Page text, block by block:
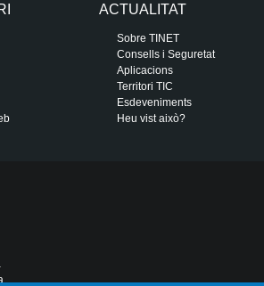
ACTUALITAT
Sobre TINET
Consells i Seguretat
Aplicacions
Territori TIC
Esdeveniments
Heu vist això?